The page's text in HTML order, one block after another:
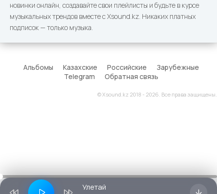
новинки онлайн, создавайте свои плейлисты и будьте в курсе
музыкальных трендов вместе с Xsound.kz. Никаких платных
подписок — только музыка.
Альбомы Казахские Российские
Зарубежные
Telegram
Обратная связь
© Xsound.kz 2018 - 2026. Все права защищены.
Улетай